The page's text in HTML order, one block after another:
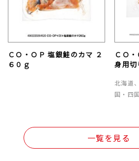
ＣＯ・ＯＰ 塩銀鮭のカマ ２
６０ｇ
ＣＯ
身用切
北海道
国・四
一覧を見る